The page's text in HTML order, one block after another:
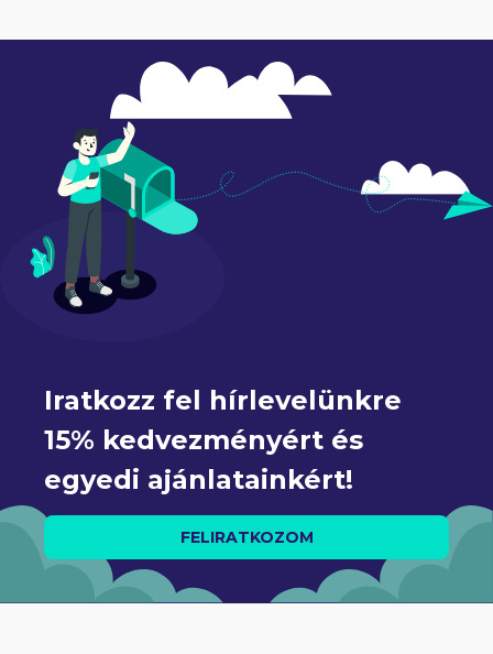
Iratkozz fel hírlevelünkre
15% kedvezményért és
egyedi ajánlatainkért!
FELIRATKOZOM